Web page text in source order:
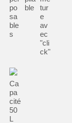
po
sa
ble
s
ble
tur
e
av
ec
"cli
ck"
Ca
pa
cité
50
L